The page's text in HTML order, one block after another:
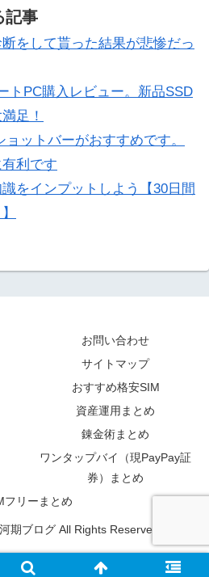
記事
断をして貰った結果が悲惨だっ
トPC購入レビュー。新品SSD
足！
ットバーがおすすめです。
利です
をインプットしよう【30日間
お問い合わせ
サイトマップ
おすすめ格安SIM
資産運用まとめ
錬金術まとめ
ワンタップバイ（現PayPay証
券）まとめ
フリーまとめ
期ブログ All Rights Reserved.